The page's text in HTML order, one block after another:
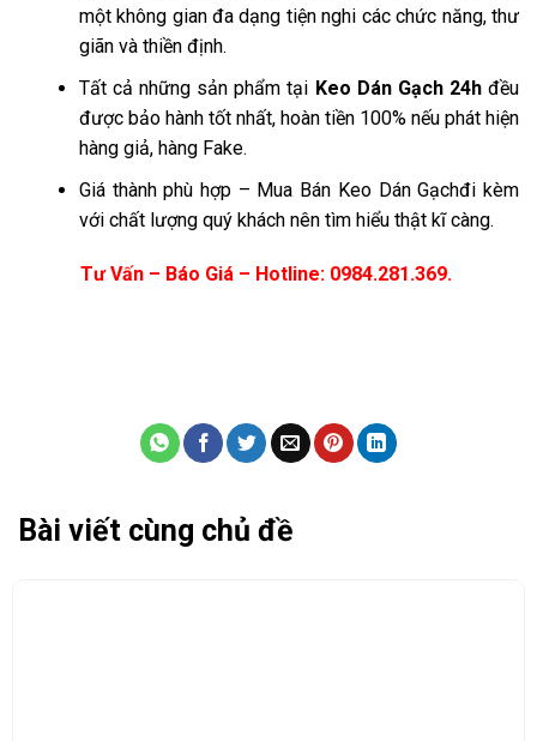
một không gian đa dạng tiện nghi các chức năng, thư
giãn và thiền định.
Tất cả những sản phẩm tại Keo Dán Gạch 24hđều
được bảo hành tốt nhất, hoàn tiền 100% nếu phát hiện
hàng giả, hàng Fake.
Giá thành phù hợp – Mua Bán Keo Dán Gạchđi kèm
với chất lượng quý khách nên tìm hiểu thật kĩ càng.
Tư Vấn – Báo Giá – Hotline: 0984.281.369.
Bài viết cùng chủ đề